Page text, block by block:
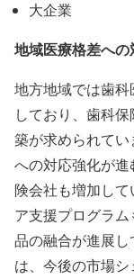
大企業
地域医療格差へ
地方地域では歯
しており、歯科
築が求められて
への対応強化が
険会社も増加し
ア支援プログラ
品の融合が進展
は、今後の市場